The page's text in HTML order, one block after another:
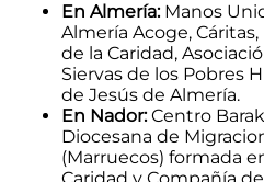
En Almería:Manos
Almería Acoge,
de la Caridad,
Siervas de los Pobres
de Jesús de Almería.
En Nador:Centro
Diocesana de
(Marruecos) formada